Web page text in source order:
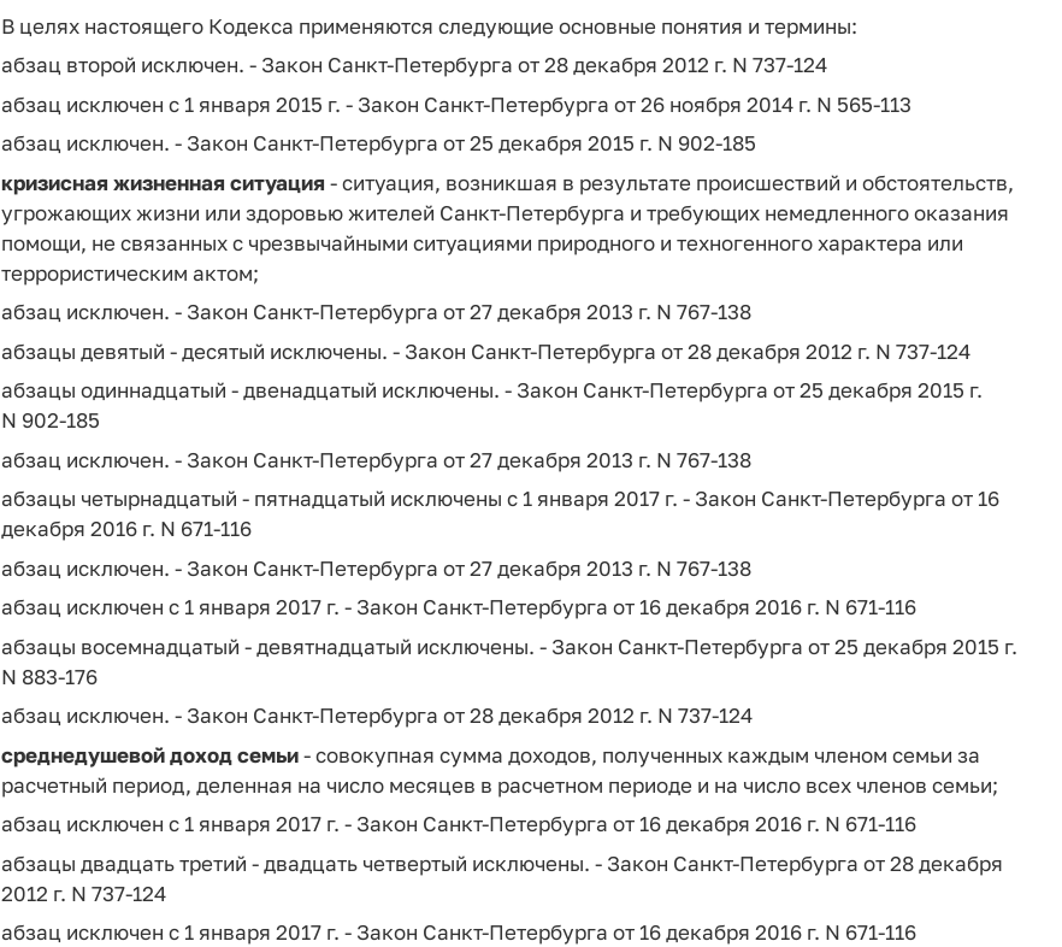
В целях настоящего Кодекса применяются следующие основные понятия и термины:
абзац второй исключен. - Закон Санкт-Петербурга от 28 декабря 2012 г. N 737-124
абзац исключен с 1 января 2015 г. - Закон Санкт-Петербурга от 26 ноября 2014 г. N 565-113
абзац исключен. - Закон Санкт-Петербурга от 25 декабря 2015 г. N 902-185
кризисная жизненная ситуация - ситуация, возникшая в результате происшествий и обстоятельств,
угрожающих жизни или здоровью жителей Санкт-Петербурга и требующих немедленного оказания
помощи, не связанных с чрезвычайными ситуациями природного и техногенного характера или
террористическим актом;
абзац исключен. - Закон Санкт-Петербурга от 27 декабря 2013 г. N 767-138
абзацы девятый - десятый исключены. - Закон Санкт-Петербурга от 28 декабря 2012 г. N 737-124
абзацы одиннадцатый - двенадцатый исключены. - Закон Санкт-Петербурга от 25 декабря 2015 г.
N 902-185
абзац исключен. - Закон Санкт-Петербурга от 27 декабря 2013 г. N 767-138
абзацы четырнадцатый - пятнадцатый исключены с 1 января 2017 г. - Закон Санкт-Петербурга от 16
декабря 2016 г. N 671-116
абзац исключен. - Закон Санкт-Петербурга от 27 декабря 2013 г. N 767-138
абзац исключен с 1 января 2017 г. - Закон Санкт-Петербурга от 16 декабря 2016 г. N 671-116
абзацы восемнадцатый - девятнадцатый исключены. - Закон Санкт-Петербурга от 25 декабря 2015 г.
N 883-176
абзац исключен. - Закон Санкт-Петербурга от 28 декабря 2012 г. N 737-124
среднедушевой доход семьи- совокупная сумма доходов, полученных каждым членом семьи за
расчетный период, деленная на число месяцев в расчетном периоде и на число всех членов семьи;
абзац исключен с 1 января 2017 г. - Закон Санкт-Петербурга от 16 декабря 2016 г. N 671-116
абзацы двадцать третий - двадцать четвертый исключены. - Закон Санкт-Петербурга от 28 декабря
2012 г. N 737-124
абзац исключен с 1 января 2017 г. - Закон Санкт-Петербурга от 16 декабря 2016 г. N 671-116